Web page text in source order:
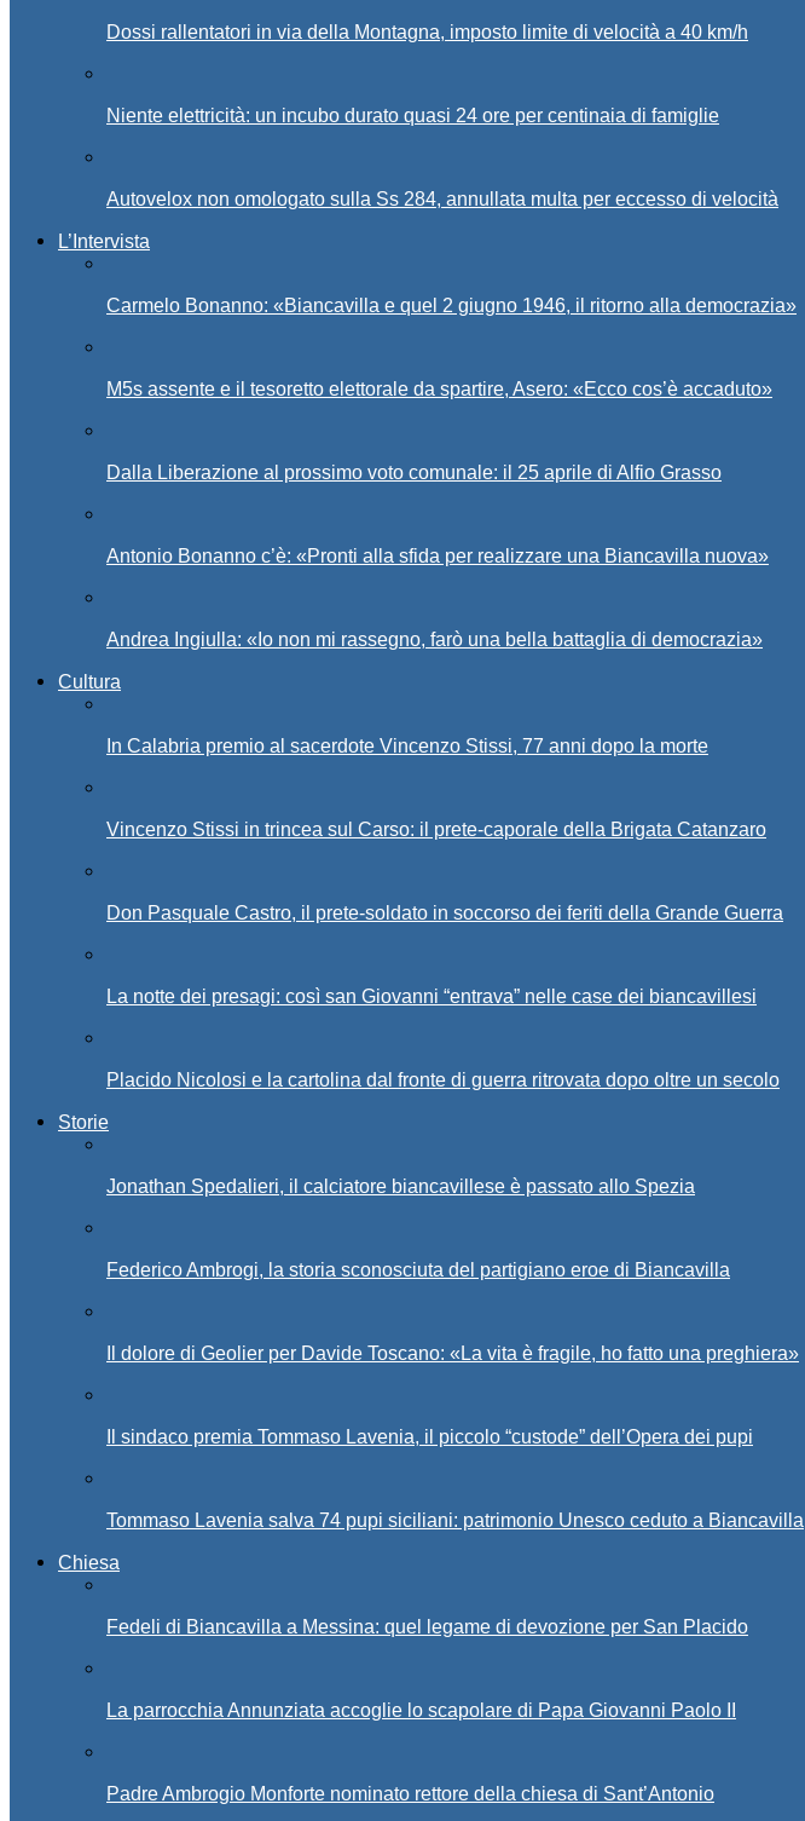
Dossi rallentatori in via della Montagna, imposto limite di velocità a 40 km/h
Niente elettricità: un incubo durato quasi 24 ore per centinaia di famiglie
Autovelox non omologato sulla Ss 284, annullata multa per eccesso di velocità
L’Intervista
Carmelo Bonanno: «Biancavilla e quel 2 giugno 1946, il ritorno alla democrazia»
M5s assente e il tesoretto elettorale da spartire, Asero: «Ecco cos’è accaduto»
Dalla Liberazione al prossimo voto comunale: il 25 aprile di Alfio Grasso
Antonio Bonanno c’è: «Pronti alla sfida per realizzare una Biancavilla nuova»
Andrea Ingiulla: «Io non mi rassegno, farò una bella battaglia di democrazia»
Cultura
In Calabria premio al sacerdote Vincenzo Stissi, 77 anni dopo la morte
Vincenzo Stissi in trincea sul Carso: il prete-caporale della Brigata Catanzaro
Don Pasquale Castro, il prete-soldato in soccorso dei feriti della Grande Guerra
La notte dei presagi: così san Giovanni “entrava” nelle case dei biancavillesi
Placido Nicolosi e la cartolina dal fronte di guerra ritrovata dopo oltre un secolo
Storie
Jonathan Spedalieri, il calciatore biancavillese è passato allo Spezia
Federico Ambrogi, la storia sconosciuta del partigiano eroe di Biancavilla
Il dolore di Geolier per Davide Toscano: «La vita è fragile, ho fatto una preghiera»
Il sindaco premia Tommaso Lavenia, il piccolo “custode” dell’Opera dei pupi
Tommaso Lavenia salva 74 pupi siciliani: patrimonio Unesco ceduto a Biancavilla
Chiesa
Fedeli di Biancavilla a Messina: quel legame di devozione per San Placido
La parrocchia Annunziata accoglie lo scapolare di Papa Giovanni Paolo II
Padre Ambrogio Monforte nominato rettore della chiesa di Sant’Antonio